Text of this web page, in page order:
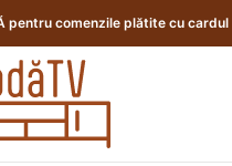
pentru comenzile plătite cu cardul